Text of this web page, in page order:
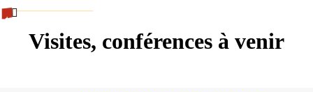
Visites, conférences à venir